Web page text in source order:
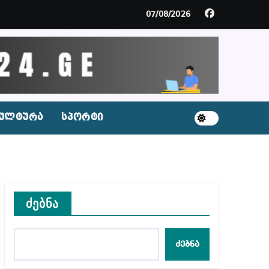
– ეკა კუპატაძე ნანუკა ჟორჟოლიანს
საკანში მოთავსება, საერთაშორისო
ნაცვლად ცხენის ხორცი შეჰქონდათ
შეტევაზე ჩვენი ეროვნული იდენტობის
რეკომენდაციები
შესაძლო სისხლის სამართლის საქმემდე
07/08/2026
სპორტი
ძებნა
ძებნა